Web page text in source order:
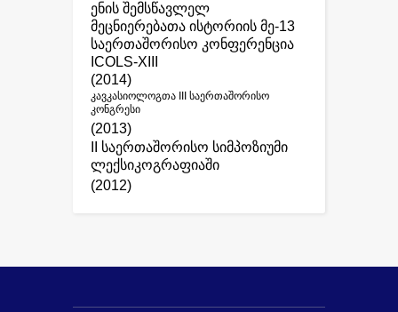
ენის შემსწავლელ
მეცნიერებათა ისტორიის მე-13
საერთაშორისო კონფერენცია
ICOLS-XIII
(2014)
კავკასიოლოგთა III საერთაშორისო
კონგრესი
(2013)
II საერთაშორისო სიმპოზიუმი
ლექსიკოგრაფიაში
(2012)